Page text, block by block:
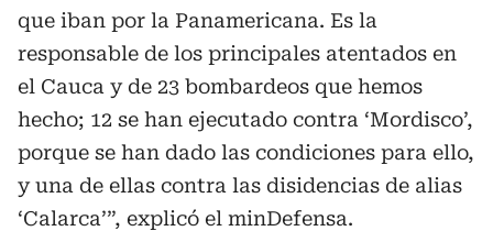
que iban por la Panamericana. Es la
responsable de los principales atentados en
el Cauca y de 23 bombardeos que hemos
hecho; 12 se han ejecutado contra ‘Mordisco’,
porque se han dado las condiciones para ello,
y una de ellas contra las disidencias de alias
‘Calarca’”, explicó el minDefensa.